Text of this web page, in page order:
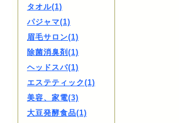
タオル(1)
パジャマ(1)
眉毛サロン(1)
除菌消臭剤(1)
ヘッドスパ(1)
エステティック(1)
美容、家電(3)
大豆発酵食品(1)